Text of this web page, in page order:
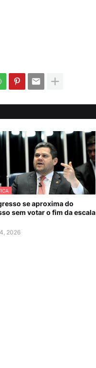
se aproxima do
sem votar o fim da escala
2026